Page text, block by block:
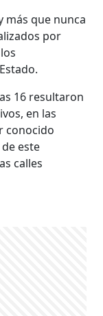
más que nunca
por
16 resultaron
en las
conocido
este
calles